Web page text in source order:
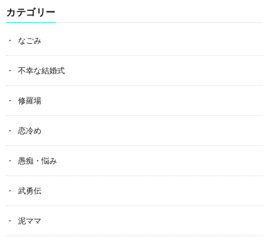
カテゴリー
なごみ
不幸な結婚式
修羅場
恋冷め
愚痴・悩み
武勇伝
泥ママ